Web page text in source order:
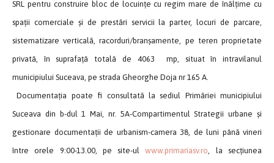
SRL pentru construire bloc de locuințe cu regim mare de înălțime cu
spații comerciale și de prestări servicii la parter, locuri de parcare,
sistematizare verticală, racorduri/branșamente, pe teren proprietate
privată, în suprafață totală de 4063 mp, situat în intravilanul
municipiului Suceava, pe strada Gheorghe Doja nr 165 A.
Documentaţia poate fi consultată la sediul Primăriei municipiului
Suceava din b-dul 1 Mai, nr. 5A-Compartimentul Strategii urbane și
gestionare documentaţii de urbanism-camera 38, de luni până vineri
între orele 9:00-13.00, pe site-ulwww.primariasv.ro , la secţiunea